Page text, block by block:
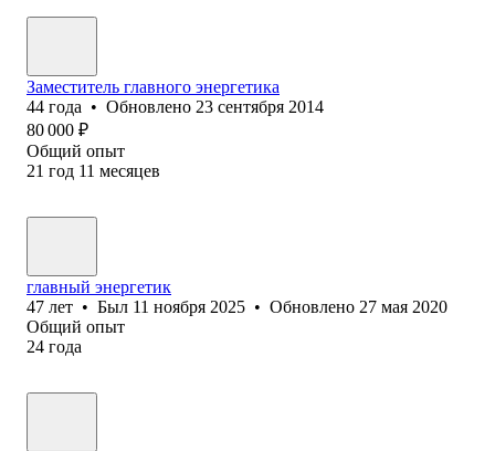
Заместитель главного энергетика
44 года • Обновлено 23 сентября 2014
80 000 ₽
Общий опыт
21 год 11 месяцев
главный энергетик
47 лет • Был 11 ноября 2025 • Обновлено 27 мая 2020
Общий опыт
24 года